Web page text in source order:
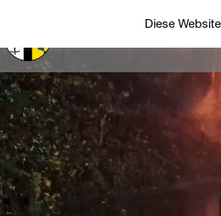
Startseite Über
Diese